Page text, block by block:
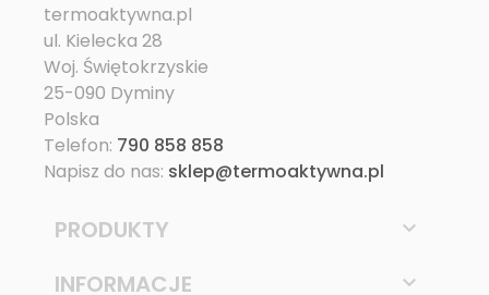
termoaktywna.pl
ul. Kielecka 28
Woj. Świętokrzyskie
25-090 Dyminy
Polska
Telefon: 790 858 858
Napisz do nas: sklep@termoaktywna.pl
PRODUKTY 
INFORMACJE 